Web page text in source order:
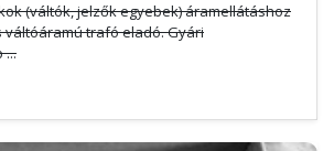
(váltók, jelzők egyebek) áramellátáshoz
váltóáramú trafó eladó. Gyári
...